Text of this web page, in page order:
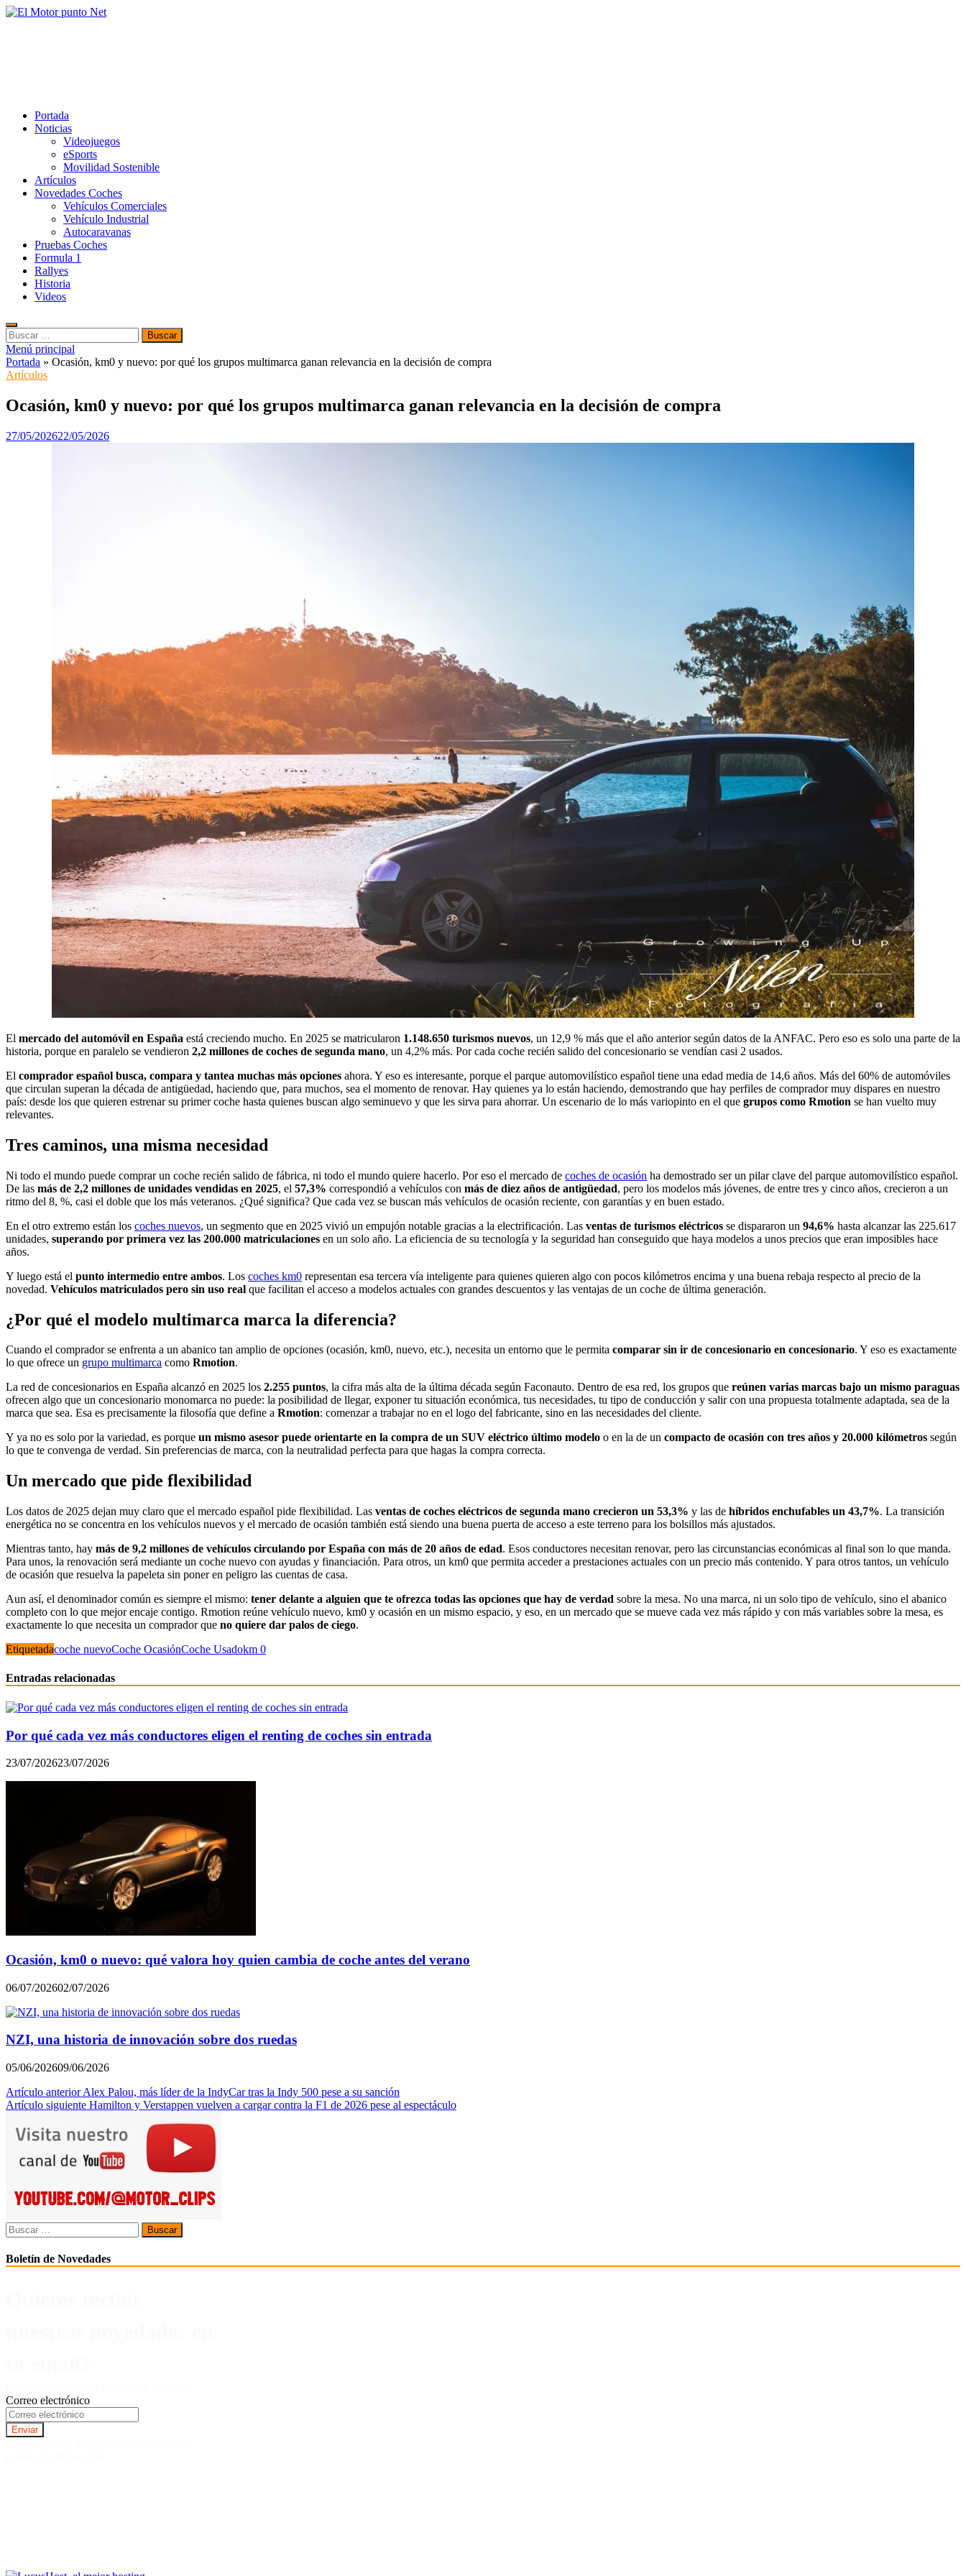
Saltar
Portada
Noticias
Videojuegos
eSports
Movilidad Sostenible
Artículos
Novedades Coches
Vehículos Comerciales
Vehículo Industrial
Autocaravanas
Pruebas Coches
Formula 1
Rallyes
Historia
Videos
Buscar:
Menú principal
Portada » Ocasión, km0 y nuevo: por qué los grupos multimarca ganan relevancia en la decisión de compra
Artículos
Ocasión, km0 y nuevo: por qué los grupos multimarca ganan relevancia en la decisión de compra
27/05/202622/05/2026
El mercado del automóvil en España está creciendo mucho. En 2025 se matricularon 1.148.650 turismos nuevos, un 12,9 % más que el año anterior según datos de la ANFAC. Pero eso es solo una parte de la
historia, porque en paralelo se vendieron 2,2 millones de coches de segunda mano, un 4,2% más. Por cada coche recién salido del concesionario se vendían casi 2 usados.
El comprador español busca, compara y tantea muchas más opciones ahora. Y eso es interesante, porque el parque automovilístico español tiene una edad media de 14,6 años. Más del 60% de automóviles
que circulan superan la década de antigüedad, haciendo que, para muchos, sea el momento de renovar. Hay quienes ya lo están haciendo, demostrando que hay perfiles de comprador muy dispares en nuestro
país: desde los que quieren estrenar su primer coche hasta quienes buscan algo seminuevo y que les sirva para ahorrar. Un escenario de lo más variopinto en el que grupos como Rmotion se han vuelto muy
relevantes.
Tres caminos, una misma necesidad
Ni todo el mundo puede comprar un coche recién salido de fábrica, ni todo el mundo quiere hacerlo. Por eso el mercado de coches de ocasión ha demostrado ser un pilar clave del parque automovilístico español.
De las más de 2,2 millones de unidades vendidas en 2025, el 57,3% correspondió a vehículos con más de diez años de antigüedad, pero los modelos más jóvenes, de entre tres y cinco años, crecieron a un
ritmo del 8, %, casi el doble que los más veteranos. ¿Qué significa? Que cada vez se buscan más vehículos de ocasión reciente, con garantías y en buen estado.
En el otro extremo están los coches nuevos, un segmento que en 2025 vivió un empujón notable gracias a la electrificación. Las ventas de turismos eléctricos se dispararon un 94,6% hasta alcanzar las 225.617
unidades, superando por primera vez las 200.000 matriculaciones en un solo año. La eficiencia de su tecnología y la seguridad han conseguido que haya modelos a unos precios que eran imposibles hace
años.
Y luego está el punto intermedio entre ambos. Los coches km0 representan esa tercera vía inteligente para quienes quieren algo con pocos kilómetros encima y una buena rebaja respecto al precio de la
novedad. Vehículos matriculados pero sin uso real que facilitan el acceso a modelos actuales con grandes descuentos y las ventajas de un coche de última generación.
¿Por qué el modelo multimarca marca la diferencia?
Cuando el comprador se enfrenta a un abanico tan amplio de opciones (ocasión, km0, nuevo, etc.), necesita un entorno que le permita comparar sin ir de concesionario en concesionario. Y eso es exactamente
lo que ofrece un grupo multimarca como Rmotion.
La red de concesionarios en España alcanzó en 2025 los 2.255 puntos, la cifra más alta de la última década según Faconauto. Dentro de esa red, los grupos que reúnen varias marcas bajo un mismo paraguas
ofrecen algo que un concesionario monomarca no puede: la posibilidad de llegar, exponer tu situación económica, tus necesidades, tu tipo de conducción y salir con una propuesta totalmente adaptada, sea de la
marca que sea. Esa es precisamente la filosofía que define a Rmotion: comenzar a trabajar no en el logo del fabricante, sino en las necesidades del cliente.
Y ya no es solo por la variedad, es porque un mismo asesor puede orientarte en la compra de un SUV eléctrico último modelo o en la de un compacto de ocasión con tres años y 20.000 kilómetros según
lo que te convenga de verdad. Sin preferencias de marca, con la neutralidad perfecta para que hagas la compra correcta.
Un mercado que pide flexibilidad
Los datos de 2025 dejan muy claro que el mercado español pide flexibilidad. Las ventas de coches eléctricos de segunda mano crecieron un 53,3% y las de híbridos enchufables un 43,7%. La transición
energética no se concentra en los vehículos nuevos y el mercado de ocasión también está siendo una buena puerta de acceso a este terreno para los bolsillos más ajustados.
Mientras tanto, hay más de 9,2 millones de vehículos circulando por España con más de 20 años de edad. Esos conductores necesitan renovar, pero las circunstancias económicas al final son lo que manda.
Para unos, la renovación será mediante un coche nuevo con ayudas y financiación. Para otros, un km0 que permita acceder a prestaciones actuales con un precio más contenido. Y para otros tantos, un vehículo
de ocasión que resuelva la papeleta sin poner en peligro las cuentas de casa.
Aun así, el denominador común es siempre el mismo: tener delante a alguien que te ofrezca todas las opciones que hay de verdad sobre la mesa. No una marca, ni un solo tipo de vehículo, sino el abanico
completo con lo que mejor encaje contigo. Rmotion reúne vehículo nuevo, km0 y ocasión en un mismo espacio, y eso, en un mercado que se mueve cada vez más rápido y con más variables sobre la mesa, es
exactamente lo que necesita un comprador que no quiere dar palos de ciego.
Etiquetadacoche nuevoCoche OcasiónCoche Usadokm 0
Entradas relacionadas
Por qué cada vez más conductores eligen el renting de coches sin entrada
23/07/202623/07/2026
Ocasión, km0 o nuevo: qué valora hoy quien cambia de coche antes del verano
06/07/202602/07/2026
NZI, una historia de innovación sobre dos ruedas
05/06/202609/06/2026
Navegación
de
entradas
Artículo anterior Alex Palou, más líder de la IndyCar tras la Indy 500 pese a su sanción
Artículo siguiente Hamilton y Verstappen vuelven a cargar contra la F1 de 2026 pese al espectáculo
Buscar:
Boletín de Novedades
Correo electrónico